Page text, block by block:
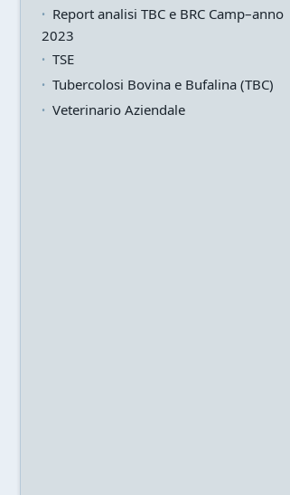
Report analisi TBC e BRC Camp–anno
2023
TSE
Tubercolosi Bovina e Bufalina (TBC)
Veterinario Aziendale